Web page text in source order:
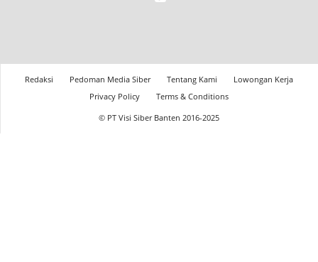
Redaksi Pedoman Media Siber Tentang Kami
Lowongan Kerja
Privacy Policy
Terms & Conditions
© PT Visi Siber Banten 2016-2025